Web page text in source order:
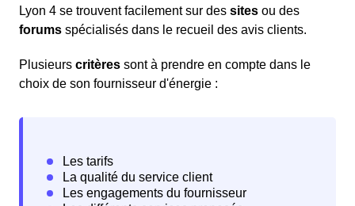
Lyon 4 se trouvent facilement sur des sites ou des
forums spécialisés dans le recueil des avis clients.
Plusieurs critères sont à prendre en compte dans le
choix de son fournisseur d'énergie :